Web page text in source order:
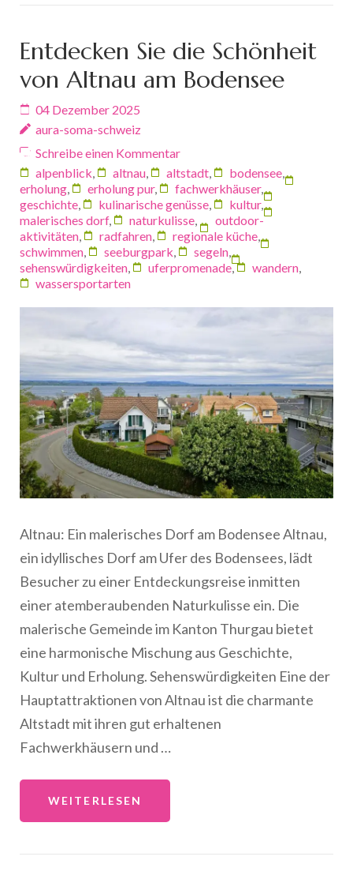
Entdecken Sie die Schönheit
von Altnau am Bodensee
04 Dezember 2025
aura-soma-schweiz
Schreibe einen Kommentar
alpenblick, altnau, altstadt, bodensee,
erholung, erholung pur, fachwerkhäuser,
geschichte, kulinarische genüsse, kultur,
malerisches dorf, naturkulisse,
outdoor-
aktivitäten, radfahren, regionale küche,
schwimmen, seeburgpark, segeln,
sehenswürdigkeiten, uferpromenade, wandern,
wassersportarten
Altnau: Ein malerisches Dorf am Bodensee Altnau,
ein idyllisches Dorf am Ufer des Bodensees, lädt
Besucher zu einer Entdeckungsreise inmitten
einer atemberaubenden Naturkulisse ein. Die
malerische Gemeinde im Kanton Thurgau bietet
eine harmonische Mischung aus Geschichte,
Kultur und Erholung. Sehenswürdigkeiten Eine der
Hauptattraktionen von Altnau ist die charmante
Altstadt mit ihren gut erhaltenen
Fachwerkhäusern und …
WEITERLESEN